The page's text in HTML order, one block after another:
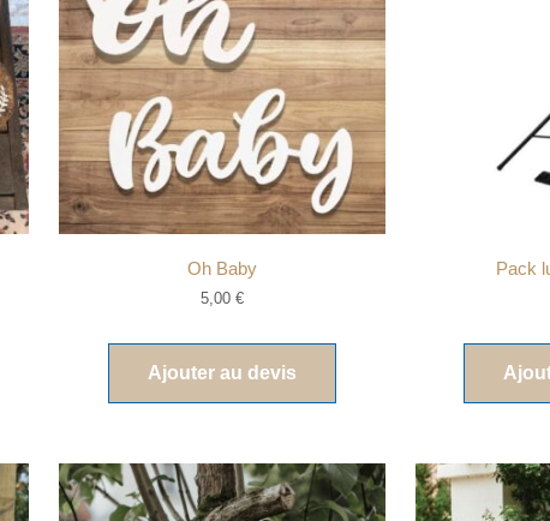
Oh Baby
5,00 €
Ajouter au devis
Pack